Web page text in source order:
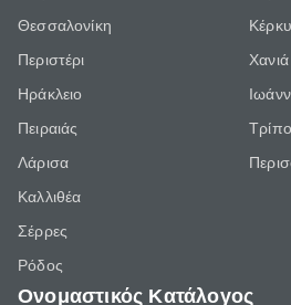
Θεσσαλονίκη
Περιστέρι
Ηράκλειο
Πειραιάς
Λάρισα
Καλλιθέα
Σέρρες
Ρόδος
Χανιά
Ονομαστικός Κατάλογος